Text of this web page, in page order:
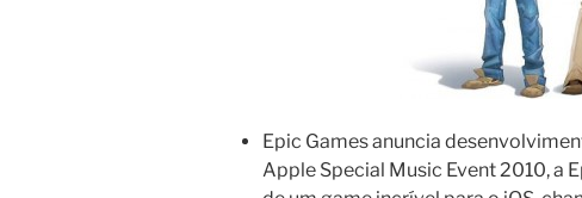
Epic Games anuncia
Apple Special Music Event 2010, a